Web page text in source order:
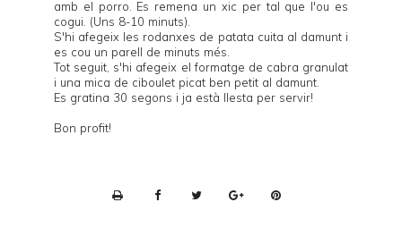
amb el porro. Es remena un xic per tal que l'ou es
cogui. (Uns 8-10 minuts).
S'hi afegeix les rodanxes de patata cuita al damunt i
es cou un parell de minuts més.
Tot seguit, s'hi afegeix el formatge de cabra granulat
i una mica de ciboulet picat ben petit al damunt.
Es gratina 30 segons i ja està llesta per servir!
Bon profit!